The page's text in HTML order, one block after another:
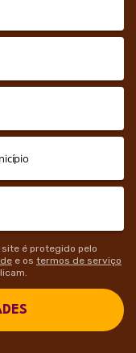
site é protegido pelo
e os termos de serviço